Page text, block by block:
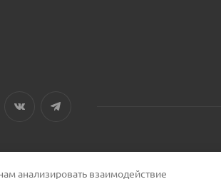
анализировать взаимодействие